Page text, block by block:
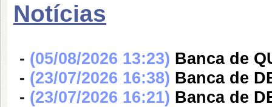
Notícias
- (05/08/2026 13:23) Banca de
- (23/07/2026 16:38) Banca de
- (23/07/2026 16:21) Banca de